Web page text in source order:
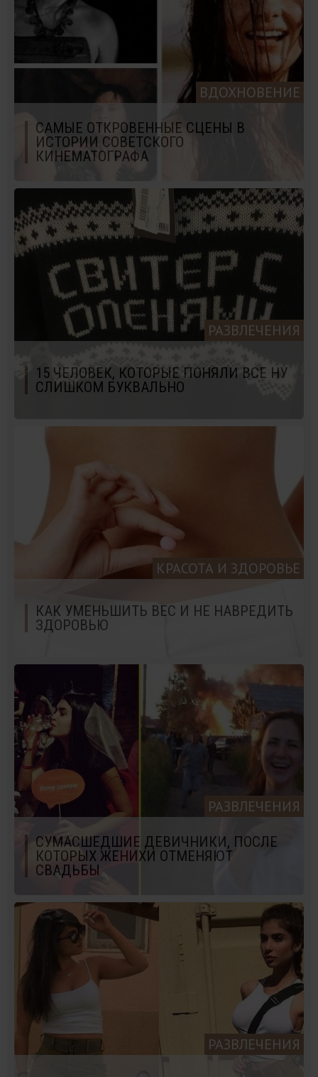
ВДОХНОВЕНИЕ
САМЫЕ ОТКРОВЕННЫЕ СЦЕНЫ В
ИСТОРИИ СОВЕТСКОГО
КИНЕМАТОГРАФА
РАЗВЛЕЧЕНИЯ
15 ЧЕЛОВЕК, КОТОРЫЕ ПОНЯЛИ ВСЕ НУ
СЛИШКОМ БУКВАЛЬНО
КРАСОТА И ЗДОРОВЬЕ
КАК УМЕНЬШИТЬ ВЕС И НЕ НАВРЕДИТЬ
ЗДОРОВЬЮ
РАЗВЛЕЧЕНИЯ
СУМАСШЕДШИЕ ДЕВИЧНИКИ, ПОСЛЕ
КОТОРЫХ ЖЕНИХИ ОТМЕНЯЮТ
СВАДЬБЫ
РАЗВЛЕЧЕНИЯ